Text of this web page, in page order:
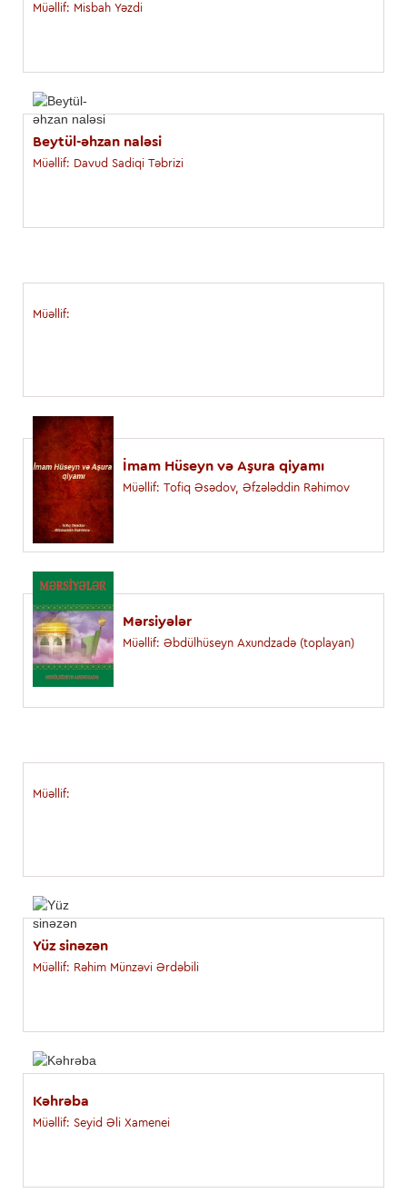
Müəllif: Misbah Yəzdi
Beytül-əhzan naləsi
Müəllif: Davud Sadiqi Təbrizi
Müəllif:
İmam Hüseyn və Aşura qiyamı
Müəllif: Tofiq Əsədov, Əfzələddin Rəhimov
Mərsiyələr
Müəllif: Əbdülhüseyn Axundzadə (toplayan)
Müəllif:
Yüz sinəzən
Müəllif: Rəhim Münzəvi Ərdəbili
Kəhrəba
Müəllif: Seyid Əli Xamenei